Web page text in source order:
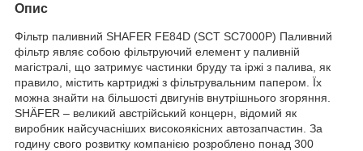
Опис
Фільтр паливний SHAFER FE84D (SCT SC7000P) Паливний
фільтр являє собою фільтруючий елемент у паливній
магістралі, що затримує частинки бруду та іржі з палива, як
правило, містить картриджі з фільтрувальним папером. Їх
можна знайти на більшості двигунів внутрішнього згоряння.
SHÄFER – великий австрійський концерн, відомий як
виробник найсучасніших високоякісних автозапчастин. За
годину свого розвитку компанією розроблено понад 300